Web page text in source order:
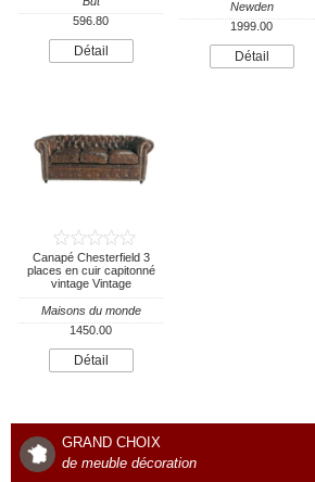
596.80
Détail
Newden
1999.00
Détail
Canapé Chesterfield 3
places en cuir capitonné
vintage Vintage
Maisons du monde
1450.00
Détail
GRAND CHOIX
de meuble décoration